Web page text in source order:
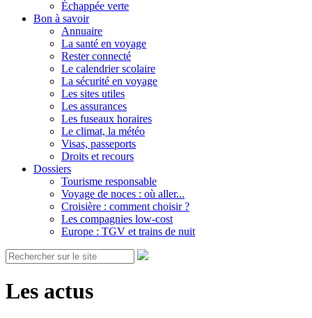
Échappée verte
Bon à savoir
Annuaire
La santé en voyage
Rester connecté
Le calendrier scolaire
La sécurité en voyage
Les sites utiles
Les assurances
Les fuseaux horaires
Le climat, la météo
Visas, passeports
Droits et recours
Dossiers
Tourisme responsable
Voyage de noces : où aller...
Croisière : comment choisir ?
Les compagnies low-cost
Europe : TGV et trains de nuit
Les actus